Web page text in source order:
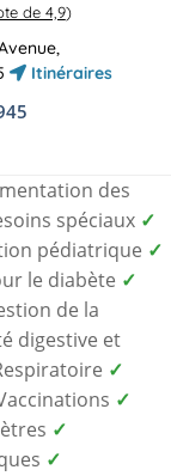
de 4,9)
Itinéraires
des
spéciaux ✓
pédiatrique ✓
le diabète ✓
de la
digestive et
✓
✓
✓
✓